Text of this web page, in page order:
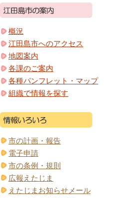
概況
江田島市へのアクセス
地図案内
各課のご案内
各種パンフレット・マップ
組織で情報を探す
市の計画・報告
電子申請
市の条例・規則
広報えたじま
えたじまお知らせメール